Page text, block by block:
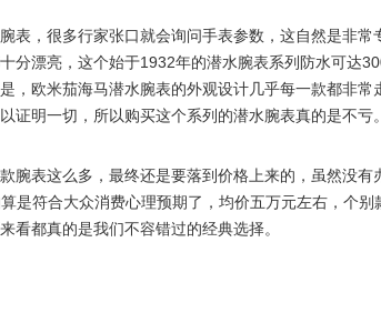
表，很多行家张口就会询问手表参数，这自然是非
分漂亮，这个始于1932年的潜水腕表系列防水可达
，欧米茄海马潜水腕表的外观设计几乎每一款都非
证明一切，所以购买这个系列的潜水腕表真的是不亏。
腕表这么多，最终还是要落到价格上来的，虽然没有
是符合大众消费心理预期了，均价五万元左右，个别
看都真的是我们不容错过的经典选择。